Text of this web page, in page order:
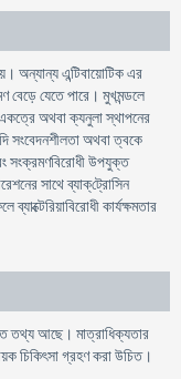
অন্যান্য এন্টিবায়োটিক এর
বেড়ে যেতে পারে। মুখমন্ডলে
অথবা ক্যনুলা স্থাপনের
সংবেদনশীলতা অথবা ত্বকে
সংক্রমণবিরোধী উপযুক্ত
সাথে ব্যাক্‌ট্রোসিন
কার্যক্ষমতার
তথ্য আছে। মাত্রাধিক্যতার
চিকিৎসা গ্রহণ করা উচিত।